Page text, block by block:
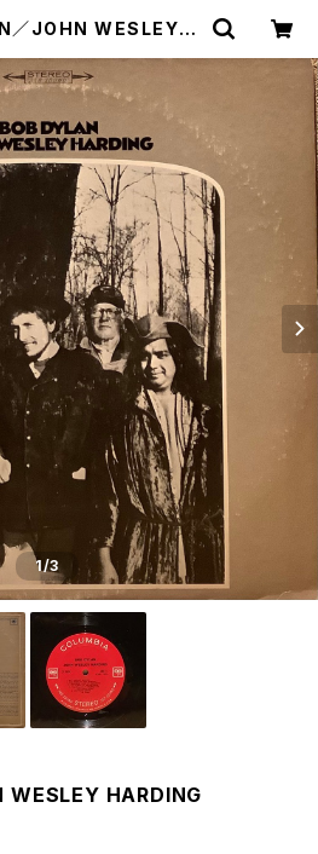
／JOHN WESLEY H
s
1/3
HARDING